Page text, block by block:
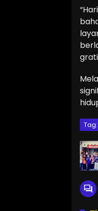
Tag: